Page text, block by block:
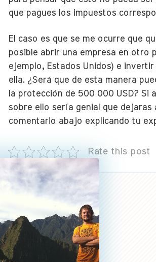
que pagues los impuestos
El caso es que se me ocurre que
posible abrir una empresa en otro
ejemplo, Estados Unidos) e
ella. ¿Será que de esta manera
la protección de 500 000 USD? Si
sobre ello sería genial que dejaras
comentario abajo explicando tu
Rate this post